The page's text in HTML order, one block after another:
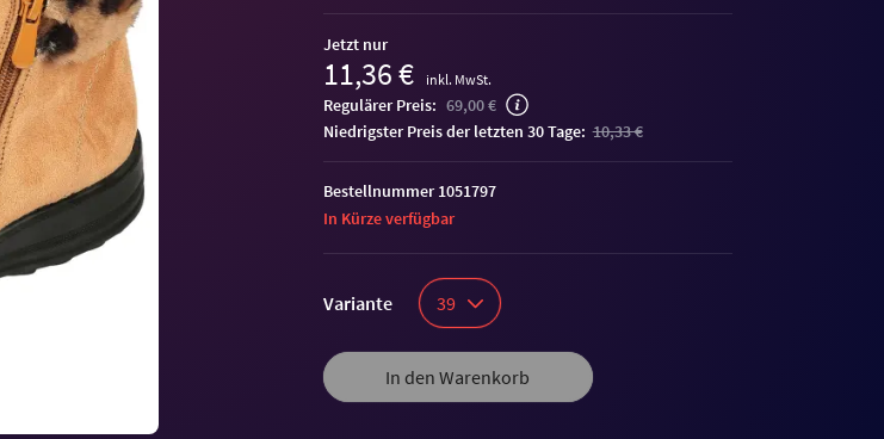
Jetzt nur
11,36 € inkl. MwSt.
Regulärer Preis: 69,00 €
niedrigster Preis der letzten 30 Tage: 10,33 €
Variante 39
In den Warenkorb
Bestellnummer 1051797
In Kürze verfügbar